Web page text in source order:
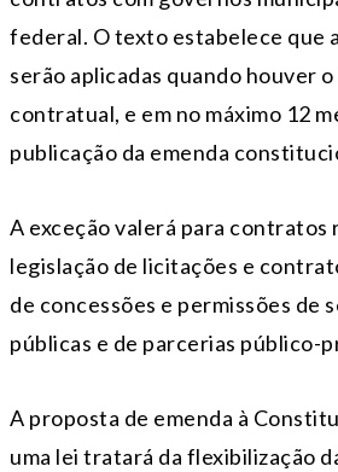
federal. O texto estabelece que
serão aplicadas quando houver
contratual, e em no máximo 12
publicação da emenda
A exceção valerá para contratos
legislação de licitações e
de concessões e permissões de
públicas e de parcerias público-
A proposta de emenda à
uma lei tratará da flexibilização